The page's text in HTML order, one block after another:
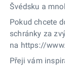
Švédsku a
Pokud chcete
schránky za
na https://
Přeji vám